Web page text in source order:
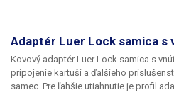
Adaptér Luer Lock samica
Kovový adaptér Luer Lock samica s
pripojenie kartuší a ďalšieho
samec. Pre ľahšie utiahnutie je profil